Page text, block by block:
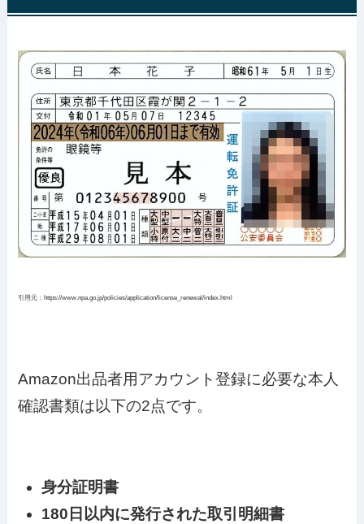
引用元：https://www.npa.go.jp/policies/application/license_renewal/index.html
Amazon出品者用アカウント登録に必要な本人
確認書類は以下の2点です。
身分証明書
180日以内に発行された取引明細書